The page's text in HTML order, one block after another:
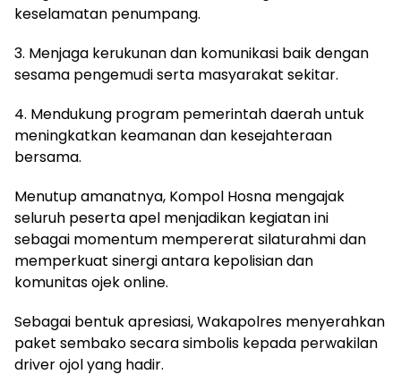
keselamatan penumpang.
3. Menjaga kerukunan dan komunikasi baik dengan
sesama pengemudi serta masyarakat sekitar.
4. Mendukung program pemerintah daerah untuk
meningkatkan keamanan dan kesejahteraan
bersama.
Menutup amanatnya, Kompol Hosna mengajak
seluruh peserta apel menjadikan kegiatan ini
sebagai momentum mempererat silaturahmi dan
memperkuat sinergi antara kepolisian dan
komunitas ojek online.
Sebagai bentuk apresiasi, Wakapolres menyerahkan
paket sembako secara simbolis kepada perwakilan
driver ojol yang hadir.